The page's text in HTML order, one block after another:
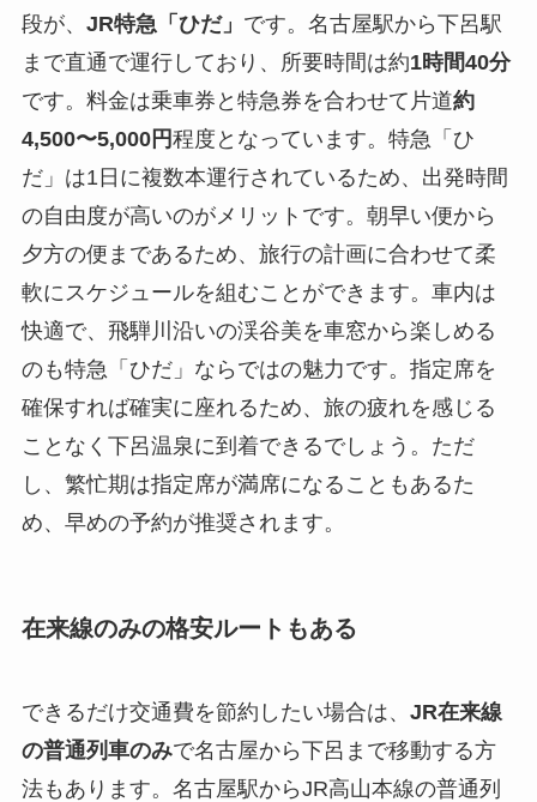
段が、 JR特急「ひだ」 です。名古屋駅から下呂駅
まで直通で運行しており、所要時間は約1時間40分
です。料金は乗車券と特急券を合わせて片道約
4,500〜5,000円程度となっています。特急「ひ
だ」は1日に複数本運行されているため、出発時間
の自由度が高いのがメリットです。朝早い便から
夕方の便まであるため、旅行の計画に合わせて柔
軟にスケジュールを組むことができます。車内は
快適で、飛騨川沿いの渓谷美を車窓から楽しめる
のも特急「ひだ」ならではの魅力です。指定席を
確保すれば確実に座れるため、旅の疲れを感じる
ことなく下呂温泉に到着できるでしょう。ただ
し、繁忙期は指定席が満席になることもあるた
め、早めの予約が推奨されます。
在来線のみの格安ルートもある
できるだけ交通費を節約したい場合は、 JR在来線
の普通列車のみで名古屋から下呂まで移動する方
法もあります。名古屋駅からJR高山本線の普通列